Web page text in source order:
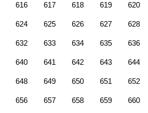
616 617 618 619 620
624 625 626 627 628
632 633 634 635 636
640 641 642 643 644
648 649 650 651 652
656 657 658 659 660